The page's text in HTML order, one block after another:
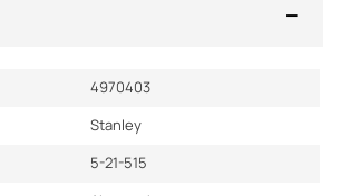
4970403
Stanley
5-21-515